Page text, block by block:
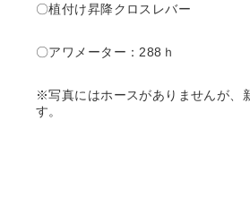
〇植付け昇降クロスレバー
〇アワメーター：288ｈ
※写真にはホースがありませんが、
す。